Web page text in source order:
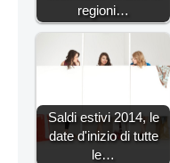
regioni…
Saldi estivi 2014, le
date d'inizio di tutte
le…